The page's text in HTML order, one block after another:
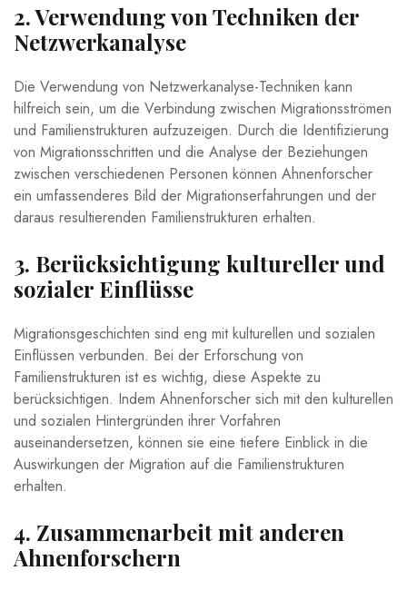
2. Verwendung von Techniken⁢ der
Netzwerkanalyse
Die Verwendung von Netzwerkanalyse-Techniken kann
hilfreich sein, um die Verbindung zwischen Migrationsströmen
und Familienstrukturen⁤ aufzuzeigen. Durch die ​Identifizierung⁤
von Migrationsschritten und die⁤ Analyse der Beziehungen
zwischen verschiedenen Personen können Ahnenforscher
ein umfassenderes Bild der Migrationserfahrungen und der
daraus resultierenden Familienstrukturen erhalten.
3. ⁤Berücksichtigung‌ kultureller⁢ und
sozialer Einflüsse
Migrationsgeschichten ​sind eng mit kulturellen und sozialen
Einflüssen verbunden. Bei der Erforschung von
Familienstrukturen ist es wichtig, diese Aspekte zu ​
berücksichtigen. Indem Ahnenforscher sich ‍mit den kulturellen
​und sozialen Hintergründen‌ ihrer Vorfahren
auseinandersetzen, können ​sie eine tiefere Einblick ​in die
Auswirkungen​ der Migration auf die Familienstrukturen ​
erhalten.
4. Zusammenarbeit mit⁤ anderen
Ahnenforschern